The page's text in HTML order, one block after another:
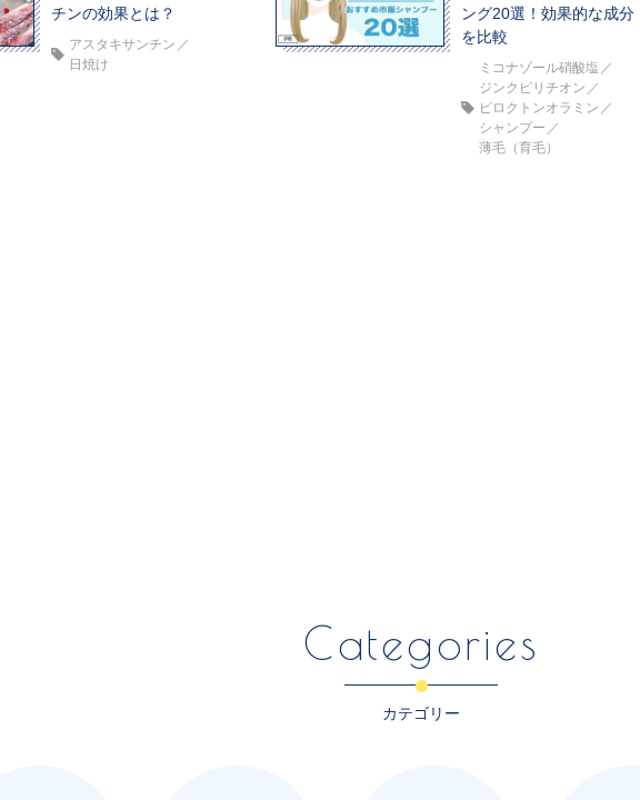
チンの効果とは？
アスタキサンチン
日焼け
ング20選！効果的な成分
を比較
ミコナゾール硝酸塩
ジンクピリチオン
ピロクトンオラミン
シャンプー
薄毛（育毛）
Categories
カテゴリー